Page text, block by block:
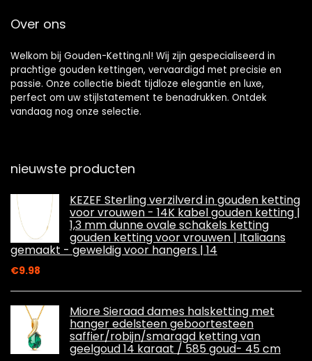
Over ons
Welkom bij Gouden-Ketting.nl! Wij zijn gespecialiseerd in
prachtige gouden kettingen, vervaardigd met precisie en
passie. Onze collectie biedt tijdloze elegantie en luxe,
perfect om uw stijlstatement te benadrukken. Ontdek
vandaag nog onze selectie.
nieuwste producten
KEZEF Sterling verzilverd in gouden ketting
voor vrouwen - 14K kabel gouden ketting |
1,3 mm dunne ovale schakels ketting
gouden ketting voor vrouwen | Italiaans
gemaakt - geweldig voor hangers | 14
€9.98
Miore Sieraad dames halsketting met
hanger edelsteen geboortesteen
saffier/robijn/smaragd ketting van
geelgoud 14 karaat / 585 goud- 45 cm